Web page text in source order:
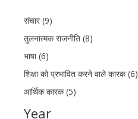
संचार (9)
तुलनात्मक राजनीति (8)
भाषा (6)
शिक्षा को प्रभावित करने वाले कारक (6)
आर्थिक कारक (5)
Year